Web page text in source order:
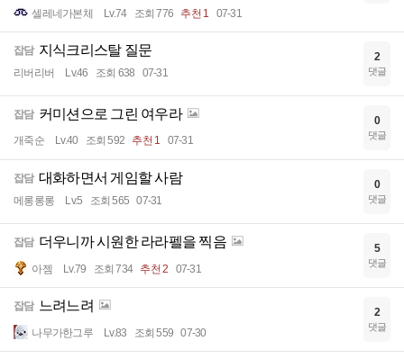
셀레네가본체 Lv.74 조회 776 추천 1 07-31
잡담 지식크리스탈 질문
리버리버 Lv.46 조회 638 07-31
2
댓글
잡담 커미션으로 그린 여우라
개죽순 Lv.40 조회 592 추천 1 07-31
0
댓글
잡담 대화하면서 게임할 사람
메롱롱롱 Lv.5 조회 565 07-31
0
댓글
잡담 더우니까 시원한 라라펠을 찍음
아젬 Lv.79 조회 734 추천 2 07-31
5
댓글
잡담 느려느려
나무가한그루 Lv.83 조회 559 07-30
2
댓글